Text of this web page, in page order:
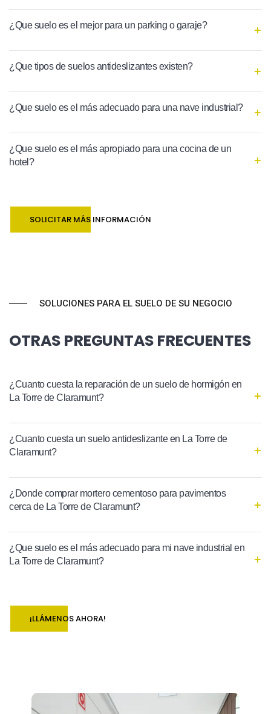
¿Que suelo es el mejor para un parking o garaje?
¿Que tipos de suelos antideslizantes existen?
¿Que suelo es el más adecuado para una nave industrial?
¿Que suelo es el más apropiado para una cocina de un
hotel?
SOLICITAR MÁS INFORMACIÓN
SOLUCIONES PARA EL SUELO DE SU NEGOCIO
OTRAS PREGUNTAS FRECUENTES
¿Cuanto cuesta la reparación de un suelo de hormigón en
La Torre de Claramunt?
¿Cuanto cuesta un suelo antideslizante en La Torre de
Claramunt?
¿Donde comprar mortero cementoso para pavimentos
cerca de La Torre de Claramunt?
¿Que suelo es el más adecuado para mi nave industrial en
La Torre de Claramunt?
¡LLÁMENOS AHORA!